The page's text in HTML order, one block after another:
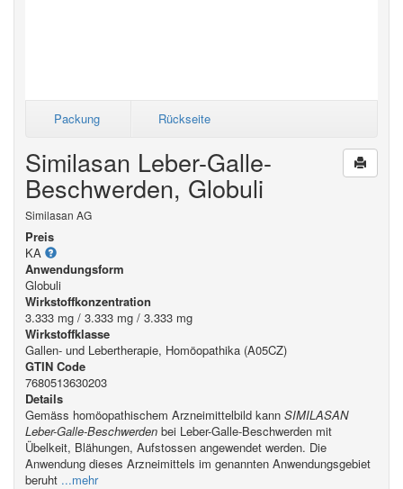
Packung Rückseite
Similasan Leber-Galle-
Beschwerden, Globuli
Similasan AG
Preis
KA
Anwendungsform
Globuli
Wirkstoffkonzentration
3.333 mg / 3.333 mg / 3.333 mg
Wirkstoffklasse
Gallen- und Lebertherapie, Homöopathika (A05CZ)
GTIN Code
7680513630203
Details
Gemäss homöopathischem Arzneimittelbild kann SIMILASAN
Leber-Galle-Beschwerden bei Leber-Galle-Beschwerden mit
Übelkeit, Blähungen, Aufstossen angewendet werden. Die
Anwendung dieses Arzneimittels im genannten Anwendungsgebiet
beruht ...mehr